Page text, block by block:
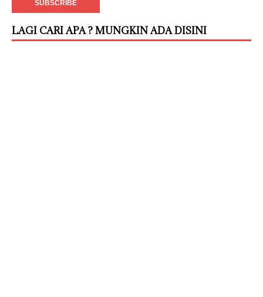
LAGI CARI APA ? MUNGKIN ADA DISINI